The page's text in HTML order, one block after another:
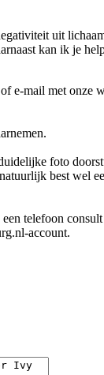
uit
kan ik je
e-mail met onze
foto
best wel
telefoon
account.